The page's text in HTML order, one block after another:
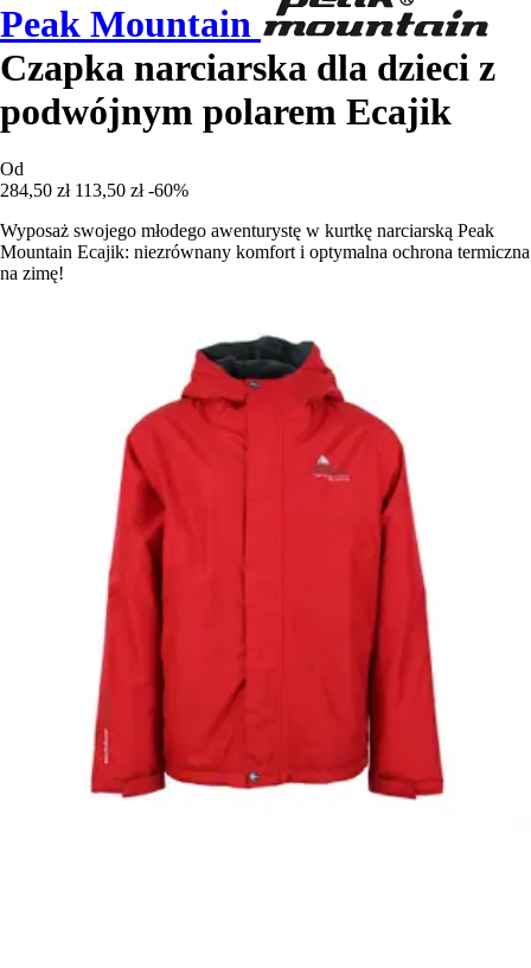
Peak Mountain
Czapka narciarska dla dzieci z
podwójnym polarem Ecajik
Od
284,50 zł 113,50 zł -60%
Wyposaż swojego młodego awenturystę w kurtkę narciarską Peak
Mountain Ecajik: niezrównany komfort i optymalna ochrona termiczna
na zimę!